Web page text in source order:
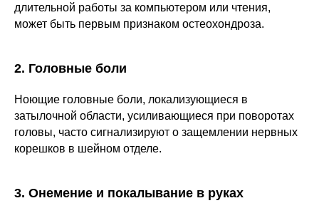
длительной работы за компьютером или чтения,
может быть первым признаком остеохондроза.
2. Головные боли
Ноющие головные боли, локализующиеся в
затылочной области, усиливающиеся при поворотах
головы, часто сигнализируют о защемлении нервных
корешков в шейном отделе.
3. Онемение и покалывание в руках